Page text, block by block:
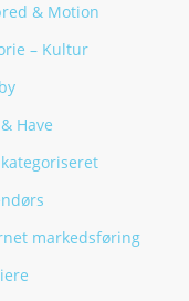
& Motion
– Kultur
Have
markedsføring